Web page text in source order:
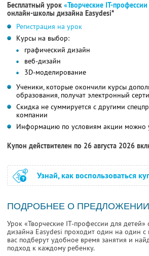
Бесплатный урок «Творческие IT-
онлайн-школы дизайна Easydesi*
Регистрация на урок
Курсы на выбор:
графический дизайн
веб-дизайн
3D-моделирование
Ученики, которые окончили курсы
образования, получат электронный
Скидка не суммируется с другими
компании
Информацию по условиям акции можно
Купон действителен по 26 августа 2026
Узнай, как воспользоваться
ПОДРОБНЕЕ О ПРЕДЛОЖЕНИИ
Урок «Творческие IT-профессии для
дизайна Easydesi проходит один на один с
вас подберут удобное время занятия и
подход к каждому ребенку.